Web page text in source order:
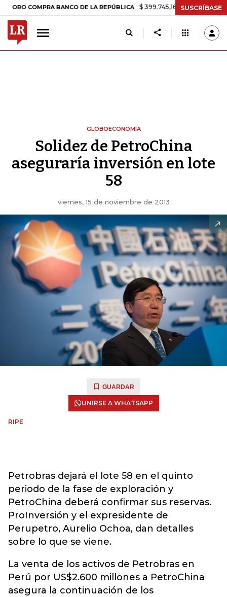
BANCO DE LA REPÚBLICA $ 399.745,16 +$ 2.295,71 +0,58%
SUSCRÍBASE
GLOBOECONOMÍA
Solidez de PetroChina
aseguraría inversión en lote
58
viernes, 15 de noviembre de 2013
GUARDAR
UNIRSE A WHATSAPP
RIPE
Petrobras dejará el lote 58 en el quinto
periodo de la fase de exploración y
PetroChina deberá confirmar sus reservas.
ProInversión y el expresidente de
Perupetro, Aurelio Ochoa, dan detalles
sobre lo que se viene.
La venta de los activos de Petrobras en
Perú por US$2.600 millones a PetroChina
asegura la continuación de los